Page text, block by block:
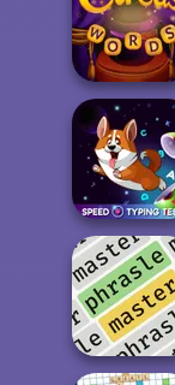
Cryptogram:
Word Brain
Puzzle
Circus Words
Speed Typing
Test